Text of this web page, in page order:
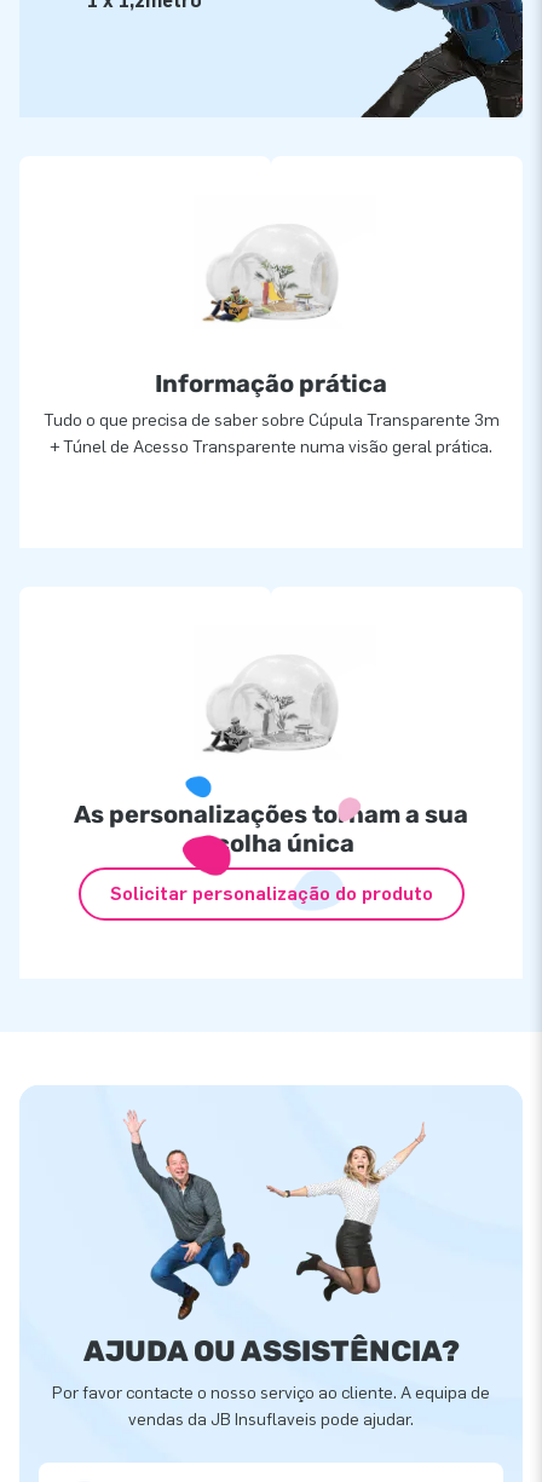
Informação prática
Tudo o que precisa de saber sobre Cúpula Transparente 3m
+ Túnel de Acesso Transparente numa visão geral prática.
As personalizações tornam a sua
escolha única
Solicitar personalização do produto
AJUDA OU ASSISTÊNCIA?
Por favor contacte o nosso serviço ao cliente. A equipa de
vendas da JB Insuflaveis pode ajudar.